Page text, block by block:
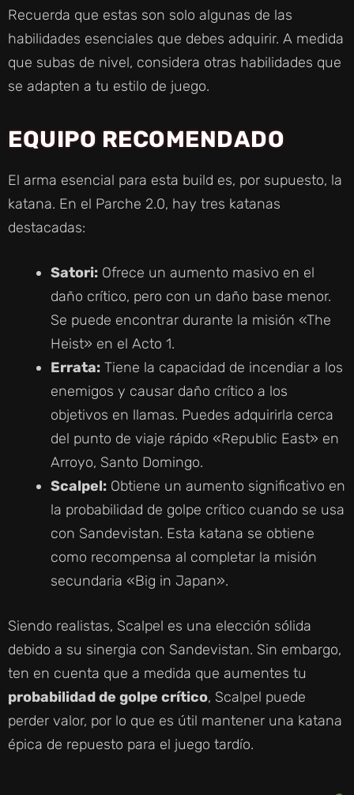
Y
V
D
E
Recuerda que estas son solo algunas de las
habilidades esenciales que debes adquirir. A medida
que subas de nivel, considera otras habilidades que
se adapten a tu estilo de juego.
EQUIPO RECOMENDADO
El arma esencial para esta build es, por supuesto, la
katana. En el Parche 2.0, hay tres katanas
destacadas:
Satori: Ofrece un aumento masivo en el
daño crítico, pero con un daño base menor.
Se puede encontrar durante la misión «The
Heist» en el Acto 1.
Errata: Tiene la capacidad de incendiar a los
enemigos y causar daño crítico a los
objetivos en llamas. Puedes adquirirla cerca
del punto de viaje rápido «Republic East» en
Arroyo, Santo Domingo.
Scalpel: Obtiene un aumento significativo en
la probabilidad de golpe crítico cuando se usa
con Sandevistan. Esta katana se obtiene
como recompensa al completar la misión
secundaria «Big in Japan».
Siendo realistas, Scalpel es una elección sólida
debido a su sinergia con Sandevistan. Sin embargo,
ten en cuenta que a medida que aumentes tu
probabilidad de golpe crítico, Scalpel puede
perder valor, por lo que es útil mantener una katana
épica de repuesto para el juego tardío.